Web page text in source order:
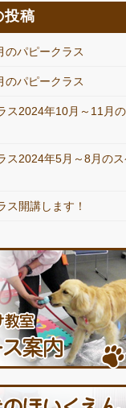
投稿
のパピークラス
のパピークラス
ス2024年10月～11月
ス2024年5月～8月のス
ス開講します！